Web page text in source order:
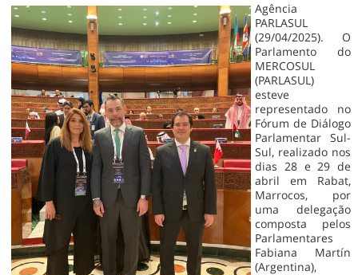
Agência
PARLASUL
(29/04/2025). O
Parlamento do
MERCOSUL
(PARLASUL)
esteve
representado no
Fórum de Diálogo
Parlamentar Sul-
Sul, realizado nos
dias 28 e 29 de
abril em Rabat,
Marrocos, por
uma delegação
composta pelos
Parlamentares
Fabiana Martín
(Argentina),